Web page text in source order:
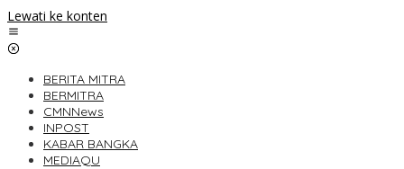
Lewati ke konten
BERITA MITRA
BERMITRA
CMNNews
INPOST
KABAR BANGKA
MEDIAQU